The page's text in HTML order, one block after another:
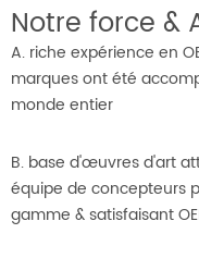
Notre force &
A. riche expérience en
marques ont été
monde entier
B. base d'œuvres d'art
équipe de concepteurs
gamme & satisfaisant